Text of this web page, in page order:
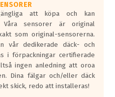
vara
det
att köpa och kan
sensorer är original
som original-sensorerna.
vår dedikerade däck- och
i förpackningar certifierade
ingen anledning att oroa
Dina fälgar och/eller däck
skick, redo att installeras!